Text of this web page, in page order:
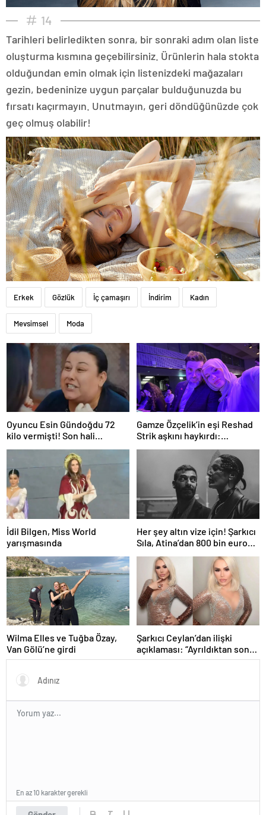
14
Tarihleri belirledikten sonra, bir sonraki adım olan liste
oluşturma kısmına geçebilirsiniz. Ürünlerin hala stokta
olduğundan emin olmak için listenizdeki mağazaları
gezin, bedeninize uygun parçalar bulduğunuzda bu
fırsatı kaçırmayın. Unutmayın, geri döndüğünüzde çok
geç olmuş olabilir!
Erkek Gözlük İç çamaşırı İndirim Kadın
Mevsimsel Moda
Oyuncu Esin Gündoğdu 72
kilo vermişti! Son hali
gündem oldu
Gamze Özçelik’in eşi Reshad
Strik aşkını haykırdı:
“Cennetim”
İdil Bilgen, Miss World
yarışmasında
Her şey altın vize için! Şarkıcı
Sıla, Atina’dan 800 bin euro
Wilma Elles ve Tuğba Özay,
Van Gölü’ne girdi
Şarkıcı Ceylan’dan ilişki
açıklaması: “Ayrıldıktan sonra
amca oğlu oluyor”
En az 10 karakter gerekli